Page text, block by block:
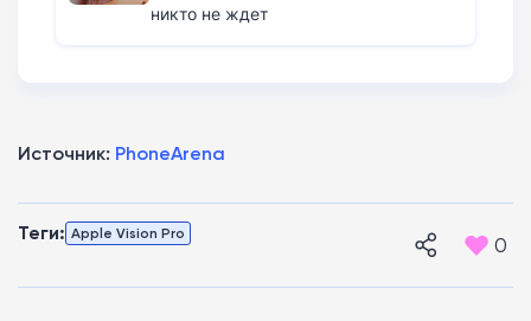
никто не ждет
Источник: PhoneArena
Теги: Apple Vision Pro 0